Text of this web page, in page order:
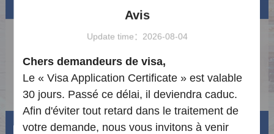
Guide de demande de visa chinois en ligne
Notification des Jours Fériés et de
l'Ajustement des Services pour l'Année 2026
du China Visa Application Center Yaoundé
Notice d'ouverture du Centre de demande de
Visa pour la Chine à Yaoundé
2024-02-26
Visa info
Avis
Update time：2026-08-04
Chers demandeurs de visa,
Le « Visa Application Certificate » est valable
30 jours. Passé ce délai, il deviendra caduc.
Afin d'éviter tout retard dans le traitement de
votre demande, nous vous invitons à venir